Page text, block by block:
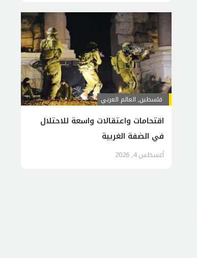
فلسطين, العالم العربي
اقتحامات واعتقالات واسعة للاحتلال
في الضفة الغربية
أغسطس 4, 2026